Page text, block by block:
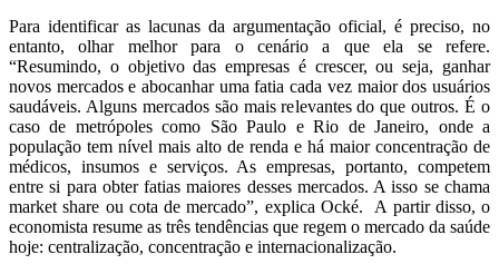
Para identificar as lacunas da argumentação oficial, é preciso, no
entanto, olhar melhor para o cenário a que ela se refere.
“Resumindo, o objetivo das empresas é crescer, ou seja, ganhar
novos mercados e abocanhar uma fatia cada vez maior dos usuários
saudáveis. Alguns mercados são mais relevantes do que outros. É o
caso de metrópoles como São Paulo e Rio de Janeiro, onde a
população tem nível mais alto de renda e há maior concentração de
médicos, insumos e serviços. As empresas, portanto, competem
entre si para obter fatias maiores desses mercados. A isso se chama
market share ou cota de mercado”, explica Ocké. A partir disso, o
economista resume as três tendências que regem o mercado da saúde
hoje: centralização, concentração e internacionalização.